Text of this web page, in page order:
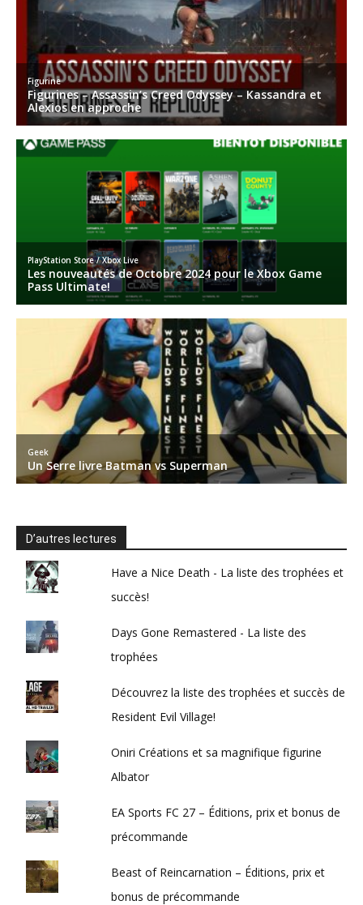
D’autres lectures
Have a Nice Death - La liste des trophées et
succès!
Days Gone Remastered - La liste des
trophées
Découvrez la liste des trophées et succès de
Resident Evil Village!
Oniri Créations et sa magnifique figurine
Albator
EA Sports FC 27 – Éditions, prix et bonus de
précommande
Beast of Reincarnation – Éditions, prix et
bonus de précommande